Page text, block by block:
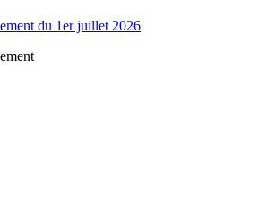
du 1er juillet 2026